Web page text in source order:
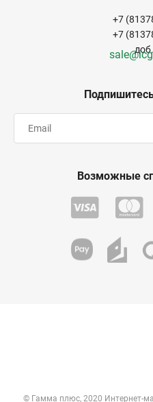
+7
+7
Возможные
© Гамма плюс, 2020 Интернет-